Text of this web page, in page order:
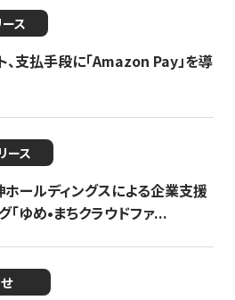
ス
支払手段に「Amazon Pay」を導
ース
ールディングスによる企業支援
「ゆめ•まちクラウドファ...